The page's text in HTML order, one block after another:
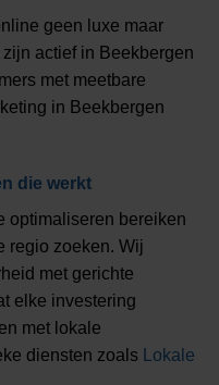
geen luxe maar
actief in Beekbergen
met meetbare
in Beekbergen
die werkt
optimaliseren bereiken
regio zoeken. Wij
met gerichte
elke investering
met lokale
diensten zoals Lokale